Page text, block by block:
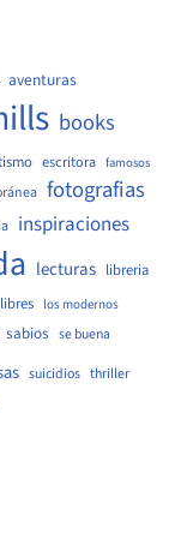
aventuras
books
escritora famosos
fotografias
inspiraciones
lecturas libreria
los modernos
sabios se buena
suicidios thriller